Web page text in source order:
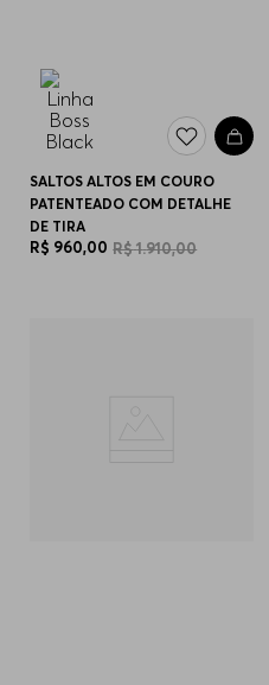
SALTOS ALTOS EM COURO
PATENTEADO COM DETALHE
DE TIRA
R$ 960,00 R$1.910,00